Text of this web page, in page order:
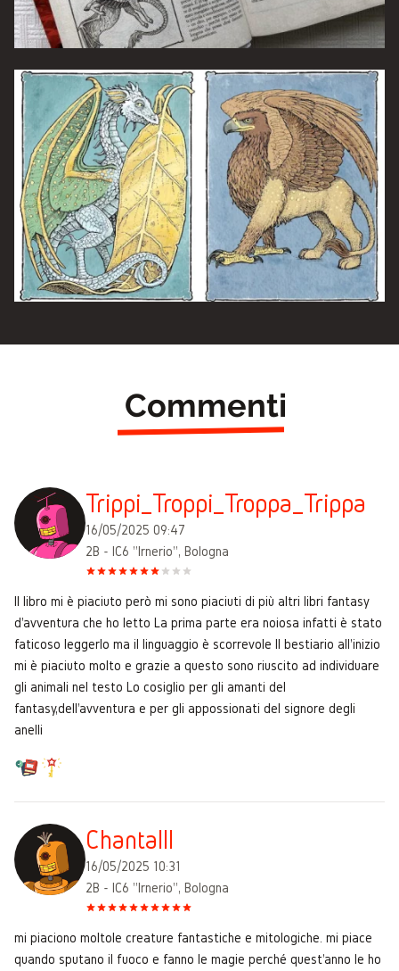
Commenti
Trippi_Troppi_Troppa_Trippa
16/05/2025 09:47
2B - IC6 "Irnerio", Bologna
Il libro mi è piaciuto però mi sono piaciuti di più altri libri fantasy
d'avventura che ho letto La prima parte era noiosa infatti è stato
faticoso leggerlo ma il linguaggio è scorrevole Il bestiario all'inizio
mi è piaciuto molto e grazie a questo sono riuscito ad individuare
gli animali nel testo Lo cosiglio per gli amanti del
fantasy,dell'avventura e per gli appossionati del signore degli
anelli
Chantalll
16/05/2025 10:31
2B - IC6 "Irnerio", Bologna
mi piaciono moltole creature fantastiche e mitologiche. mi piace
quando sputano il fuoco e fanno le magie perché quest'anno le ho